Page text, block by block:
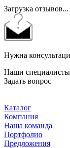
Загрузка отзывов...
Нужна
Наши
Задать вопрос
Каталог
Компания
Наша команда
Портфолио
Предложения